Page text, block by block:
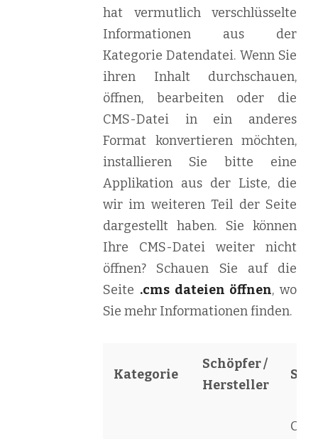
hat vermutlich verschlüsselte
Informationen aus der
Kategorie Datendatei. Wenn Sie
ihren Inhalt durchschauen,
öffnen, bearbeiten oder die
CMS-Datei in ein anderes
Format konvertieren möchten,
installieren Sie bitte eine
Applikation aus der Liste, die
wir im weiteren Teil der Seite
dargestellt haben. Sie können
Ihre CMS-Datei weiter nicht
öffnen? Schauen Sie auf die
Seite .cms dateien öffnen, wo
Sie mehr Informationen finden.
Kategorie
Schöpfer /
Hersteller